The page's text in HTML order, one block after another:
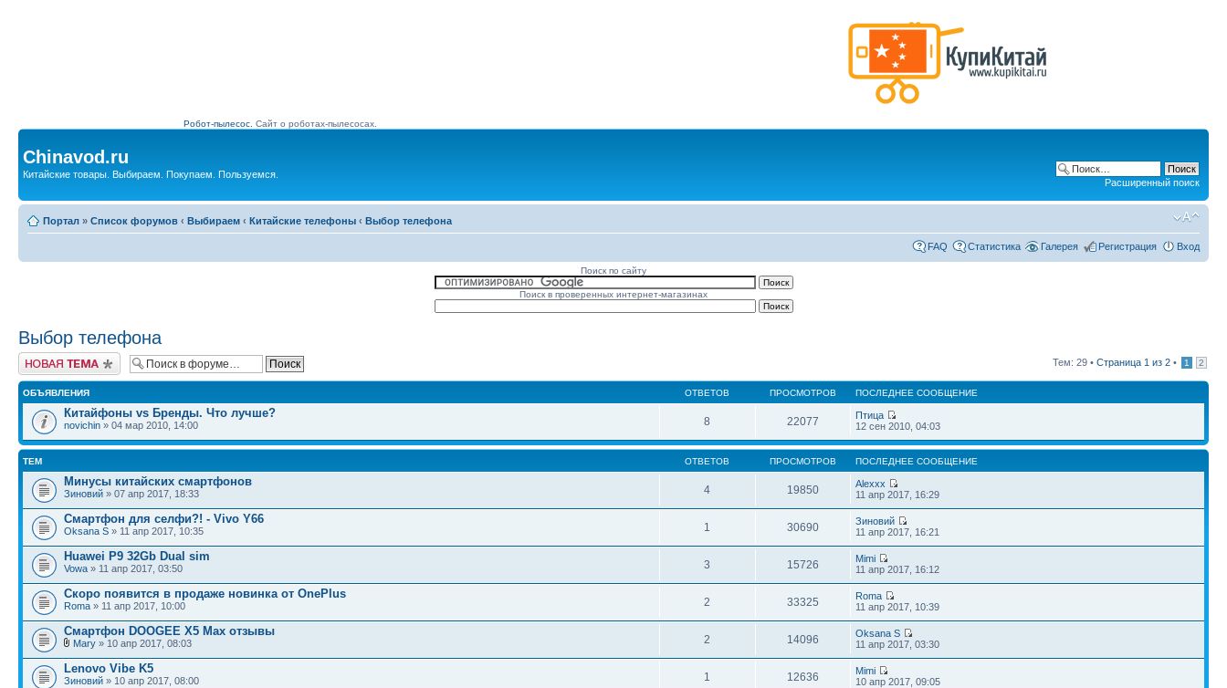
Робот-пылесос. Сайт о роботах-пылесосах.
Chinavod.ru
Китайские товары. Выбираем. Покупаем. Пользуемся.
Расширенный поиск
Портал » Список форумов ‹ Выбираем ‹ Китайские телефоны ‹ Выбор телефона
FAQ Статистика Галерея Регистрация Вход
Поиск по сайту
Поиск в проверенных интернет-магазинах
Выбор телефона
Начать новую тему Тем: 29 • Страница 1 из 2 • 1 2
ОБЪЯВЛЕНИЯ ОТВЕТОВ ПРОСМОТРОВ ПОСЛЕДНЕЕ СООБЩЕНИЕ
Китайфоны vs Бренды. Что лучше?
novichin » 04 мар 2010, 14:00 8 22077
Птица
12 сен 2010, 04:03
ТЕМ ОТВЕТОВ ПРОСМОТРОВ ПОСЛЕДНЕЕ СООБЩЕНИЕ
Минусы китайских смартфонов
Зиновий » 07 апр 2017, 18:33 4 19850
Alexxx
11 апр 2017, 16:29
Смартфон для селфи?! - Vivo Y66
Oksana S » 11 апр 2017, 10:35 1 30690
Зиновий
11 апр 2017, 16:21
Huawei P9 32Gb Dual sim
Vowa » 11 апр 2017, 03:50 3 15726
Mimi
11 апр 2017, 16:12
Скоро появится в продаже новинка от OnePlus
Roma » 11 апр 2017, 10:00 2 33325
Roma
11 апр 2017, 10:39
Смартфон DOOGEE X5 Max отзывы
Mary » 10 апр 2017, 08:03 2 14096
Oksana S
11 апр 2017, 03:30
Lenovo Vibe K5
Зиновий » 10 апр 2017, 08:00 1 12636
Mimi
10 апр 2017, 09:05